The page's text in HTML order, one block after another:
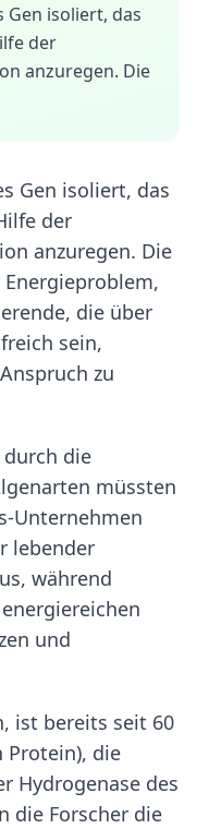
isoliert, das
der
anzuregen. Die
Gen isoliert, das
der
anzuregen. Die
die über
sein,
zu
durch die
müssten
Unternehmen
lebender
während
und
ist bereits seit 60
Protein), die
Hydrogenase des
die Forscher die